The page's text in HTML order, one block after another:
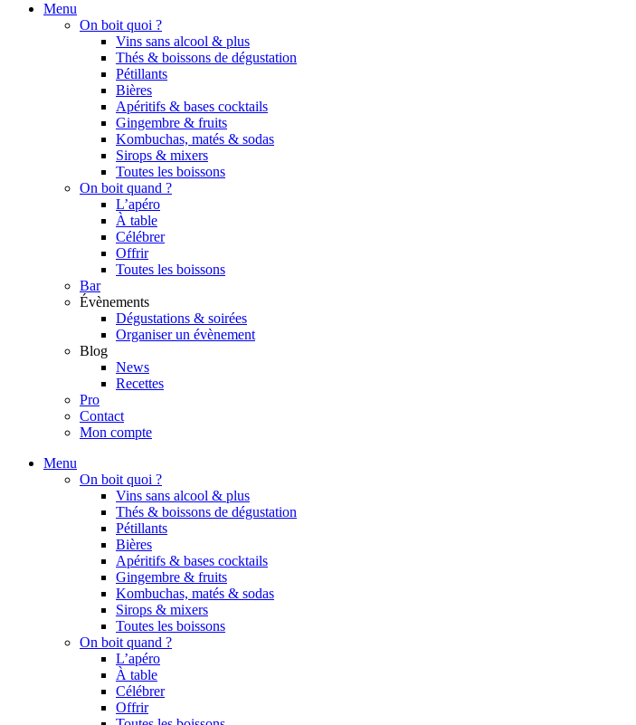
Menu
On boit quoi ?
Vins sans alcool & plus
Thés & boissons de dégustation
Pétillants
Bières
Apéritifs & bases cocktails
Gingembre & fruits
Kombuchas, matés & sodas
Sirops & mixers
Toutes les boissons
On boit quand ?
L’apéro
À table
Célébrer
Offrir
Toutes les boissons
Bar
Évènements
Dégustations & soirées
Organiser un évènement
Blog
News
Recettes
Pro
Contact
Mon compte
Menu
On boit quoi ?
Vins sans alcool & plus
Thés & boissons de dégustation
Pétillants
Bières
Apéritifs & bases cocktails
Gingembre & fruits
Kombuchas, matés & sodas
Sirops & mixers
Toutes les boissons
On boit quand ?
L’apéro
À table
Célébrer
Offrir